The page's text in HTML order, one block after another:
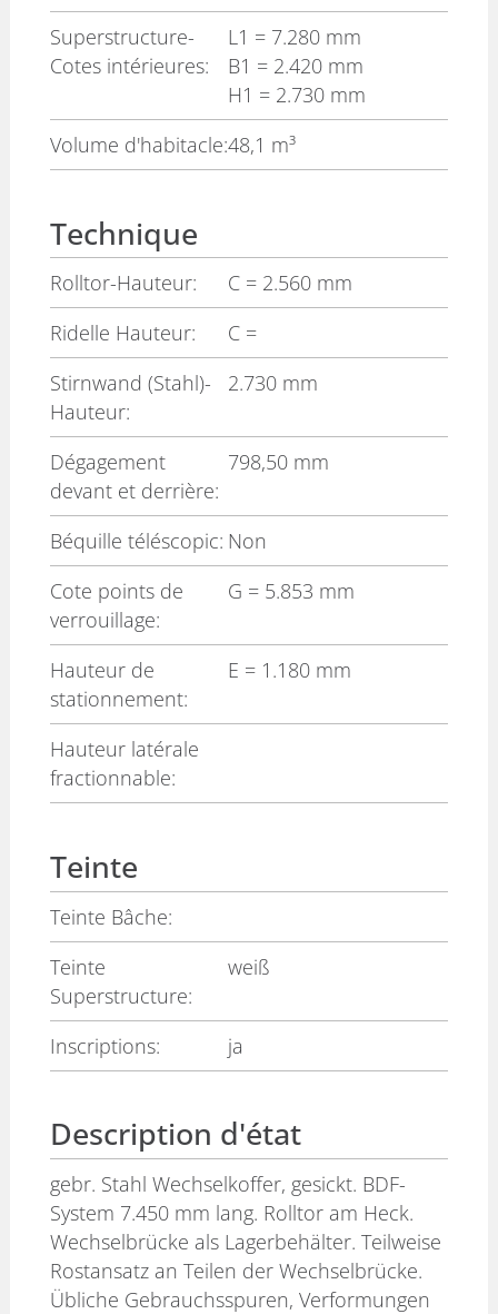
Superstructure-
Cotes intérieures:
L1 = 7.280 mm
B1 = 2.420 mm
H1 = 2.730 mm
Volume d'habitacle:48,1 m³
Technique
Rolltor-Hauteur: C = 2.560 mm
Ridelle Hauteur:
C =
Stirnwand (Stahl)-
Hauteur:
2.730 mm
Dégagement
devant et derrière:
798,50 mm
Béquille téléscopic: Non
Cote points de
verrouillage:
G = 5.853 mm
Hauteur de
stationnement:
E = 1.180 mm
Hauteur latérale
fractionnable:
Teinte
Teinte Bâche:
Teinte
Superstructure:
weiß
Inscriptions: ja
Description d'état
gebr. Stahl Wechselkoffer, gesickt. BDF-
System 7.450 mm lang. Rolltor am Heck.
Wechselbrücke als Lagerbehälter. Teilweise
Rostansatz an Teilen der Wechselbrücke.
Übliche Gebrauchsspuren, Verformungen